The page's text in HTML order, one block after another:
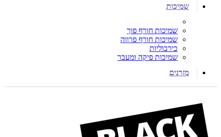
שמיכות
שמיכות חורף פוך
שמיכות חורף פרווה
כירבוליות
שמיכות פיקה ומעבר
מזרנים